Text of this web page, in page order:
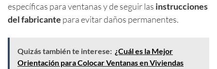
específicas para ventanas y de seguir las instrucciones
del fabricante para evitar daños permanentes.
Quizás también te interese: ¿Cuál es la Mejor
Orientación para Colocar Ventanas en Viviendas